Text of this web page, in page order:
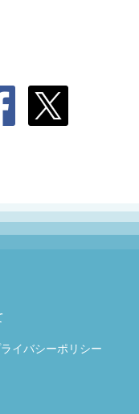
イバシーポリシー